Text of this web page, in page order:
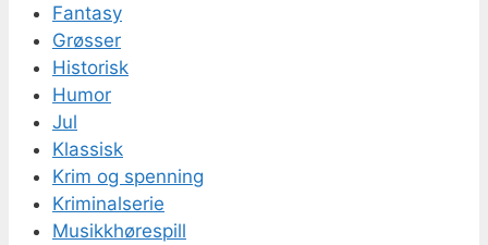
Fantasy
Grøsser
Historisk
Humor
Jul
Klassisk
Krim og spenning
Kriminalserie
Musikkhørespill